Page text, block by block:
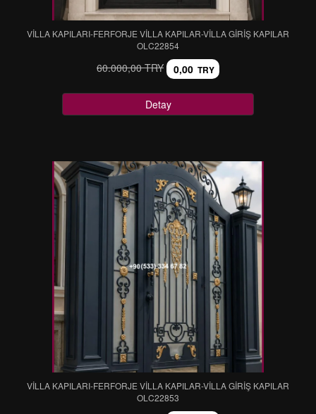
VİLLA KAPILARI-FERFORJE VİLLA KAPILAR-VİLLA GİRİŞ KAPILAR
OLC22854
60.000,00 TRY 0,00 TRY
Detay
VİLLA KAPILARI-FERFORJE VİLLA KAPILAR-VİLLA GİRİŞ KAPILAR
OLC22853